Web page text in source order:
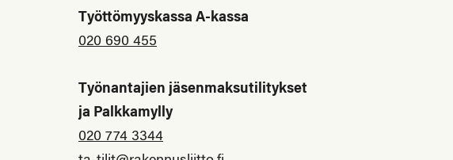
Työttömyyskassa A-kassa
020 690 455
Työnantajien jäsenmaksutilitykset
ja Palkkamylly
020 774 3344